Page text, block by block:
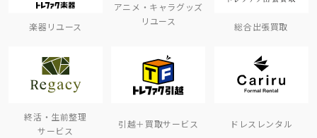
楽器リユース
アニメ・キャラグッズ
リユース
総合出張買取
終活・生前整理
サービス
引越＋買取サービス ドレスレンタル